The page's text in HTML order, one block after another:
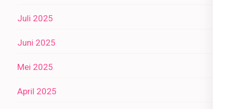
Juli 2025
Juni 2025
Mei 2025
April 2025